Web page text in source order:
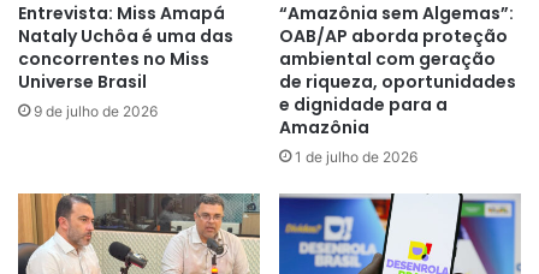
Entrevista: Miss Amapá
Nataly Uchôa é uma das
concorrentes no Miss
Universe Brasil
9 de julho de 2026
“Amazônia sem Algemas”:
OAB/AP aborda proteção
ambiental com geração
de riqueza, oportunidades
e dignidade para a
Amazônia
1 de julho de 2026